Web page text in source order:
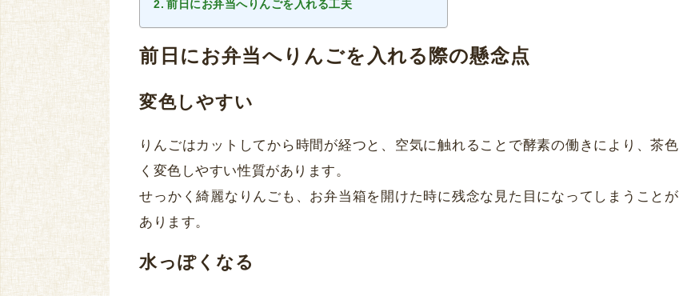
前日にお弁当へりんごを入れる工夫
前日にお弁当へりんごを入れる際の懸念点
変色しやすい
りんごはカットしてから時間が経つと、空気に触れることで酵素の働きにより、茶色
く変色しやすい性質があります。
せっかく綺麗なりんごも、お弁当箱を開けた時に残念な見た目になってしまうことが
あります。
水っぽくなる